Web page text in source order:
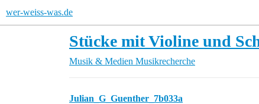
wer-weiss-was.de
Stücke mit Violine und
Musik & Medien Musikrecherche
Julian_G_Guenther_7b033a